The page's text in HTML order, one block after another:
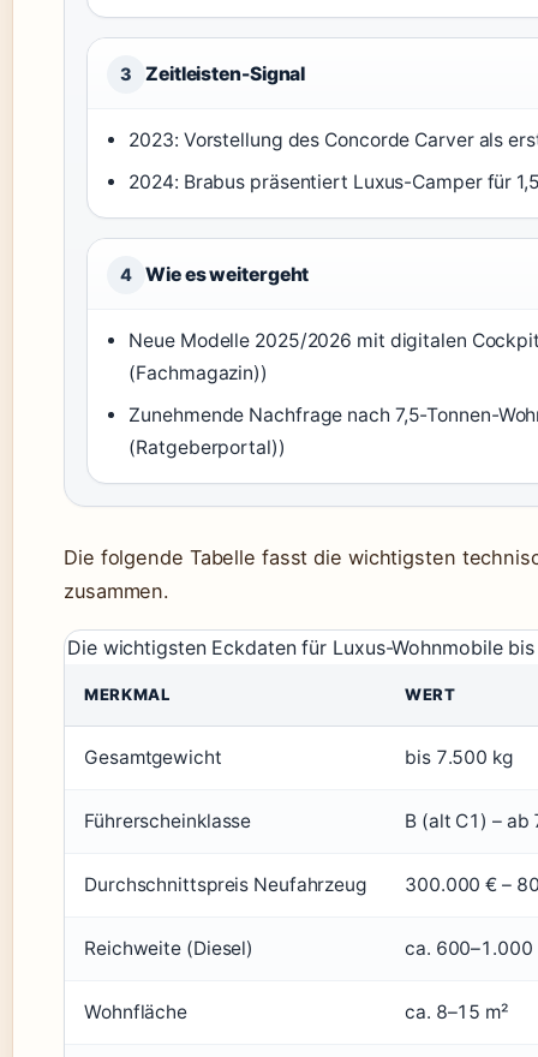
3 Zeitleisten-Signal
2023: Vorstellung des Concorde Carver als
2024: Brabus präsentiert Luxus-Camper für
4 Wie es weitergeht
Neue Modelle 2025/2026 mit digitalen
(Fachmagazin))
Zunehmende Nachfrage nach 7,5-Tonnen-
(Ratgeberportal))
Die folgende Tabelle fasst die wichtigsten
zusammen.
Die wichtigsten Eckdaten für Luxus-Wohnmobile
MERKMAL WERT
Gesamtgewicht bis 7.500 kg
Führerscheinklasse B (alt C1) – ab
Durchschnittspreis Neufahrzeug 300.000 € –
Reichweite (Diesel) ca. 600–1.000
Wohnfläche ca. 8–15 m²